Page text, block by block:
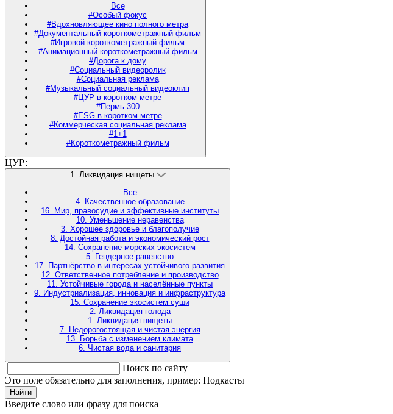
Все
#Особый фокус
#Вдохновляющее кино полного метра
#Документальный короткометражный фильм
#Игровой короткометражный фильм
#Анимационный короткометражный фильм
#Дорога к дому
#Социальный видеоролик
#Социальная реклама
#Музыкальный социальный видеоклип
#ЦУР в коротком метре
#Пермь-300
#ESG в коротком метре
#Коммерческая социальная реклама
#1+1
#Короткометражный фильм
ЦУР:
1. Ликвидация нищеты
Все
4. Качественное образование
16. Мир, правосудие и эффективные институты
10. Уменьшение неравенства
3. Хорошее здоровье и благополучие
8. Достойная работа и экономический рост
14. Сохранение морских экосистем
5. Гендерное равенство
17. Партнёрство в интересах устойчивого развития
12. Ответственное потребление и производство
11. Устойчивые города и населённые пункты
9. Индустриализация, инновация и инфраструктура
15. Сохранение экосистем суши
2. Ликвидация голода
1. Ликвидация нищеты
7. Недорогостоящая и чистая энергия
13. Борьба с изменением климата
6. Чистая вода и санитария
Поиск по сайту
Это поле обязательно для заполнения, пример: Подкасты
Найти
Введите слово или фразу для поиска